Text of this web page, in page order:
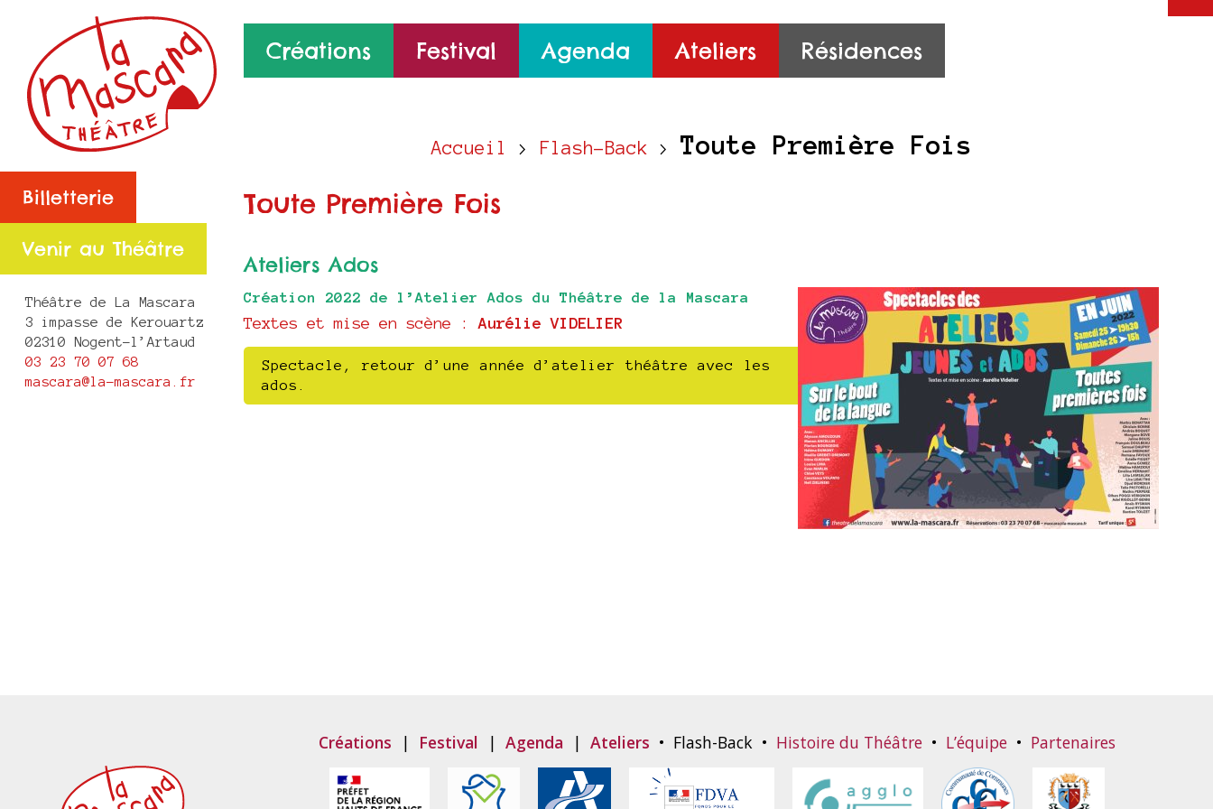
Créations Festival Agenda Ateliers Résidences
Billetterie
Venir au Théâtre
Théâtre de La Mascara
3 impasse de Kerouartz
02310 Nogent-l’Artaud
03 23 70 07 68
mascara@la-mascara.fr
Accueil > Flash-Back > Toute Première Fois
Toute Première Fois
Ateliers Ados
Création 2022 de l’Atelier Ados du Théâtre de la Mascara
Textes et mise en scène : Aurélie VIDELIER
Spectacle, retour d’une année d’atelier théâtre avec les
ados.
Créations | Festival | Agenda | Ateliers • Flash-Back • Histoire du Théâtre • L’équipe • Partenaires